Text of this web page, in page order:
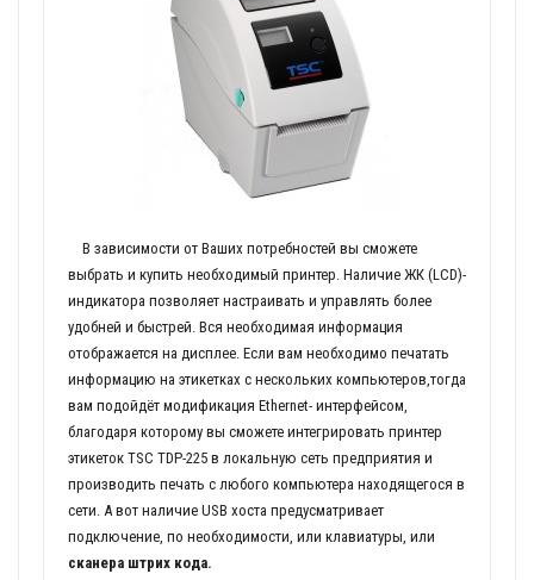
В зависимости от Ваших потребностей вы сможете
выбрать и купить необходимый принтер. Наличие ЖК (LCD)-
индикатора позволяет настраивать и управлять более
удобней и быстрей. Вся необходимая информация
отображается на дисплее. Если вам необходимо печатать
информацию на этикетках с нескольких компьютеров,тогда
вам подойдёт модификация Ethernet- интерфейсом,
благодаря которому вы сможете интегрировать принтер
этикеток TSC TDP-225 в локальную сеть предприятия и
производить печать с любого компьютера находящегося в
сети. А вот наличие USB хоста предусматривает
подключение, по необходимости, или клавиатуры, или
сканера штрих кода.